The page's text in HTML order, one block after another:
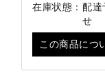
在庫状態： 配達
せ
この商品につ